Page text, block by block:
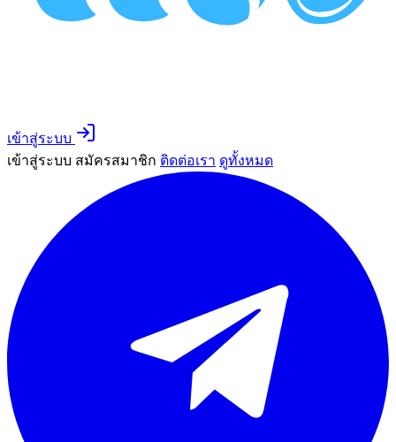
เข้าสู่ระบบ
เข้าสู่ระบบ สมัครสมาชิก ติดต่อเรา ดูทั้งหมด